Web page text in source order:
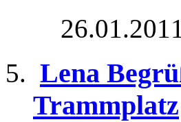
Lena
Trammplatz